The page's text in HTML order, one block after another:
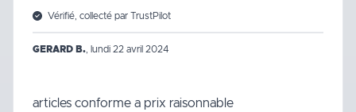
Vérifié, collecté par TrustPilot
GERARD B. lundi 22 avril 2024
articles conforme a prix raisonnable